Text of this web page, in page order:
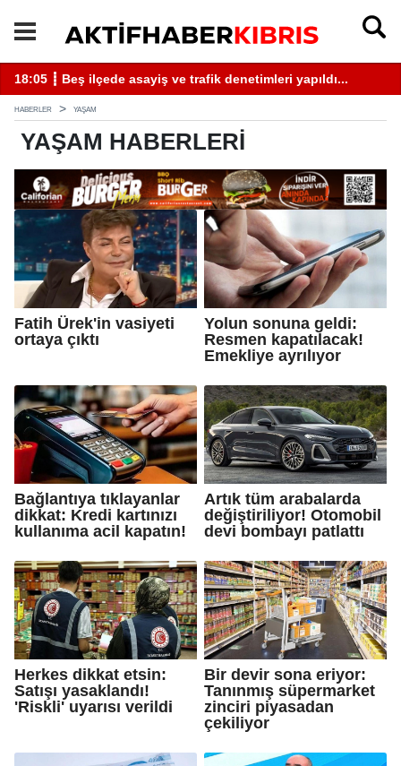
18:05 ┋ Beş ilçede asayiş ve trafik denetimleri yapıldı...
HABERLER YAŞAM
YAŞAM HABERLERI
Fatih Ürek'in vasiyeti
ortaya çıktı
Yolun sonuna geldi:
Resmen kapatılacak!
Emekliye ayrılıyor
Bağlantıya tıklayanlar
dikkat: Kredi kartınızı
kullanıma acil kapatın!
Artık tüm arabalarda
değiştiriliyor! Otomobil
devi bombayı patlattı
Herkes dikkat etsin:
Satışı yasaklandı!
'Riskli' uyarısı verildi
Bir devir sona eriyor:
Tanınmış süpermarket
zinciri piyasadan
çekiliyor